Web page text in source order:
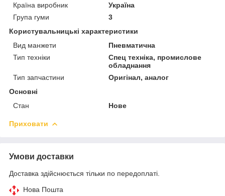
Країна виробник
Україна
Група гуми
3
Користувальницькі характеристики
Вид манжети
Пневматична
Тип техніки
Спец техніка, промислове
обладнання
Тип запчастини
Оригінал, аналог
Основні
Стан
Нове
Приховати
Умови доставки
Доставка здійснюється тільки по передоплаті.
Нова Пошта